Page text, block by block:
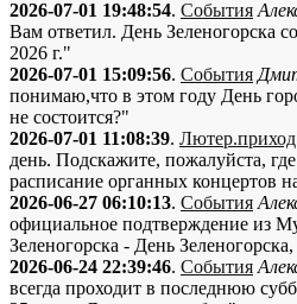
2026-07-01 19:48:54. События
Вам ответил. День Зеленогорска
2026 г."
2026-07-01 15:09:56. События
понимаю,что в этом году День
не состоится?"
2026-07-01 11:08:39.
день. Подскажите, пожалуйста,
расписание органных концертов
2026-06-27 06:10:13. События
официальное подтверждение из
Зеленогорска - День
2026-06-24 22:39:46. События
всегда проходит в последнюю